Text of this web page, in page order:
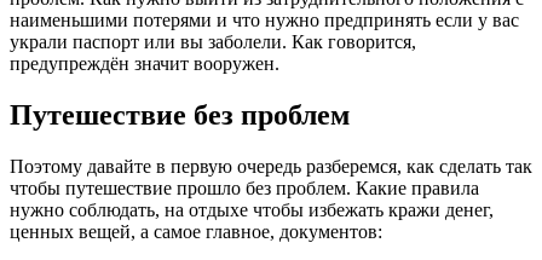
наименьшими потерями и что нужно предпринять если у вас
украли паспорт или вы заболели. Как говорится,
предупреждён значит вооружен.
Путешествие без проблем
Поэтому давайте в первую очередь разберемся, как сделать так
чтобы путешествие прошло без проблем. Какие правила
нужно соблюдать, на отдыхе чтобы избежать кражи денег,
ценных вещей, а самое главное, документов: